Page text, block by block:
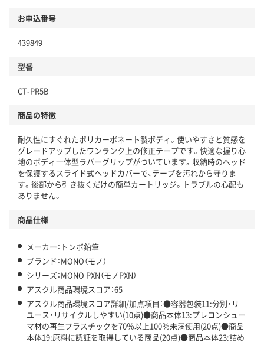
商品
本体
仕組
この商品の環境配慮ポイントです。下記商品詳細「
アスクル商品環境スコア詳細／加点項目
」で確認できます。
お申込番号
439849
型番
CT-PR5B
商品の特徴
耐久性にすぐれたポリカーボネート製ボディ。使いやすさと質感を
グレードアップしたワンランク上の修正テープです。快適な握り心
地のボディ一体型ラバーグリップがついています。収納時のヘッド
を保護するスライド式ヘッドカバーで、テープを汚れから守りま
す。後部から引き抜くだけの簡単カートリッジ。トラブルの心配も
ありません。
商品仕様
メーカー：トンボ鉛筆
ブランド：MONO（モノ）
シリーズ：MONO PXN（モノPXN）
アスクル商品環境スコア：65
アスクル商品環境スコア詳細/加点項目：●容器包装11:分別・リ
ユース・リサイクルしやすい(10点)●商品本体13:プレコンシュー
マ材の再生プラスチックを70％以上100％未満使用(20点)●商品
本体19:原料に認証を取得している商品(20点)●商品本体23:詰め